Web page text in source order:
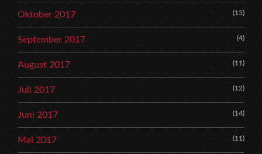
Oktober 2017 (15)
September 2017 (4)
August 2017 (11)
Juli 2017 (12)
Juni 2017 (14)
Mai 2017 (11)